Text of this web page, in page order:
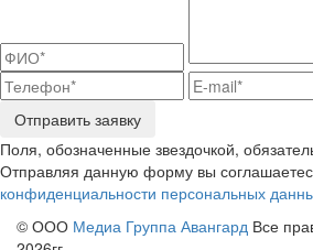
Отправить заявку
Поля, обозначенные звездочкой,
Отправляя данную форму вы
конфиденциальности персональных
© ООО Медиа Группа Авангард Все